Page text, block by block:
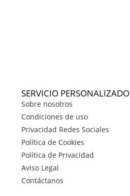
SERVICIO PERSONALIZADO
Sobre nosotros
Condiciones de uso
Privacidad Redes Sociales
Política de Cookies
Política de Privacidad
Aviso Legal
Contáctanos